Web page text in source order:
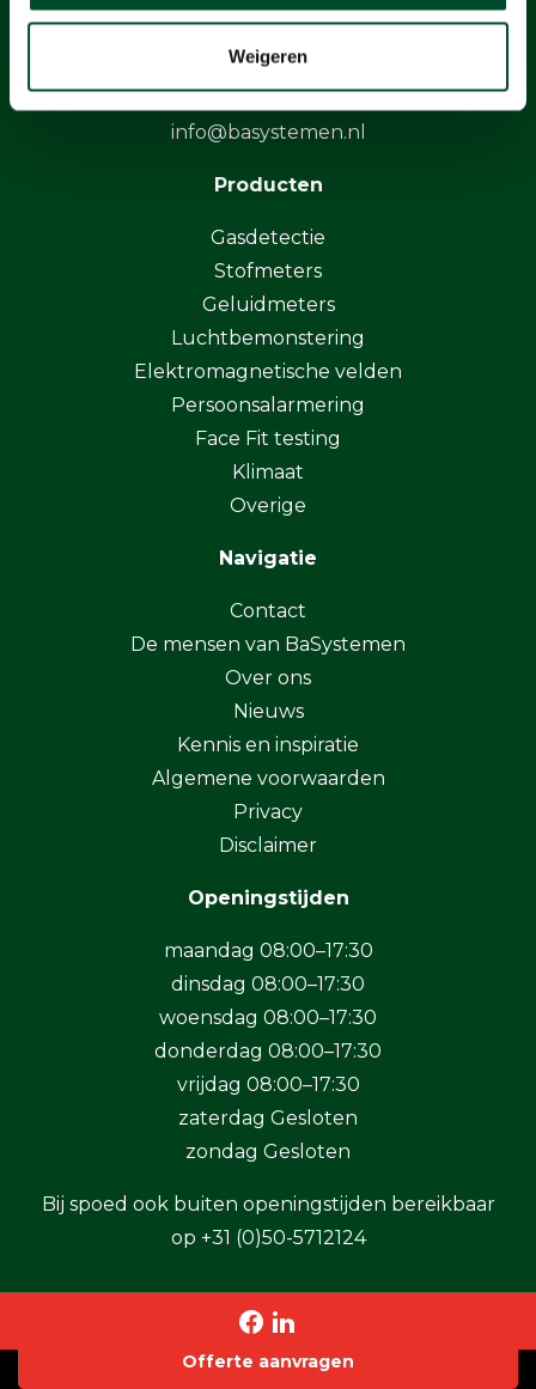
Weigeren
Offerte aanvragen
Protonstraat 13G
9743 AL Groningen
+31505712124
info@basystemen.nl
Producten
Gasdetectie
Stofmeters
Geluidmeters
Luchtbemonstering
Elektromagnetische velden
Persoonsalarmering
Face Fit testing
Klimaat
Overige
Navigatie
Contact
De mensen van BaSystemen
Over ons
Nieuws
Kennis en inspiratie
Algemene voorwaarden
Privacy
Disclaimer
Openingstijden
maandag 08:00–17:30
dinsdag 08:00–17:30
woensdag 08:00–17:30
donderdag 08:00–17:30
vrijdag 08:00–17:30
zaterdag Gesloten
zondag Gesloten
Bij spoed ook buiten openingstijden bereikbaar
op +31 (0)50-5712124
Copyright 2026 BaSystemen B.V.